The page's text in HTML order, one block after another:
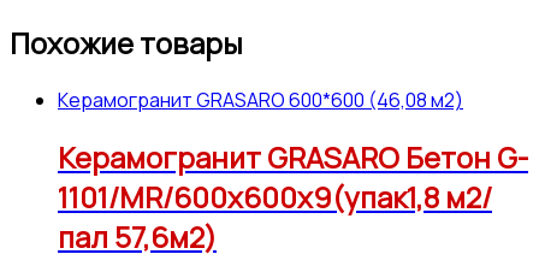
Похожие товары
Керамогранит GRASARO 600*600 (46,08 м2)
Керамогранит GRASARO Бетон G-
1101/MR/600x600x9(упак1,8 м2/
пал 57,6м2)